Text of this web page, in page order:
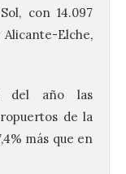
con 14.097
Alicante-Elche,
del año las
de la
más que en